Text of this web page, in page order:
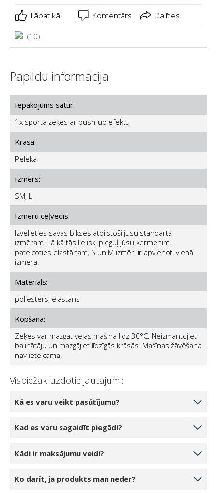
Tāpat kā Komentārs Dalīties
(10)
Papildu informācija
Iepakojums satur:
1x sporta zeķes ar push-up efektu
Krāsa:
Pelēka
Izmērs:
SM, L
Izmēru ceļvedis:
Izvēlieties savas bikses atbilstoši jūsu standarta
izmēram. Tā kā tās lieliski pieguļ jūsu ķermenim,
pateicoties elastānam, S un M izmēri ir apvienoti vienā
izmērā.
Materiāls:
poliesters, elastāns
Kopšana:
Zeķes var mazgāt veļas mašīnā līdz 30°C. Neizmantojiet
balinātāju un mazgājiet līdzīgās krāsās. Mašīnas žāvēšana
nav ieteicama.
Visbiežāk uzdotie jautājumi:
Kā es varu veikt pasūtījumu?
noklikšķinot uz 1 gabals, 2 gabali vai 3 gabali.
pievienota jūsu tiešsaistes grozam. Jūs varat pievienot
Noklikšķinot uz pogas Turpināt pie kases, jūs tiksiet
Kad es varu sagaidīt piegādi?
jūs varat sagaidīt piegādi 5-7 darba dienu laikā.
rīta. Jūs tiksiet savlaicīgi informēts pirms piegādes ar
Kādi ir maksājumu veidi?
ar kredītkarti vai PayPal. Par piegādi var norēķināties
Ko darīt, ja produkts man neder?